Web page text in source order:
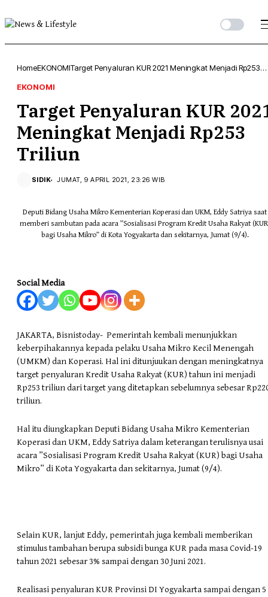
HomeEKONOMITarget Penyaluran KUR 2021 Meningkat Menjadi Rp253
EKONOMI
Target Penyaluran KUR
Meningkat Menjadi Rp253
Triliun
SIDIK JUMAT, 9 APRIL 2021, 23:26 WIB
Deputi Bidang Usaha Mikro Kementerian Koperasi dan UKM, Eddy Satriya saat
memberi sambutan pada acara ”Sosialisasi Program Kredit Usaha Rakyat
bagi Usaha Mikro” di Kota Yogyakarta dan sekitarnya, Jumat (9/4).
Social Media
JAKARTA, Bisnistoday- Pemerintah kembali menunjukkan
keberpihakannya kepada pelaku Usaha Mikro Kecil Menengah
(UMKM) dan Koperasi. Hal ini ditunjuukan dengan meningkatnya
target penyaluran Kredit Usaha Rakyat (KUR) tahun ini menjadi
Rp253 triliun dari target yang ditetapkan sebelumnya sebesar
triliun.
Hal itu diungkapkan Deputi Bidang Usaha Mikro Kementerian
Koperasi dan UKM, Eddy Satriya dalam keterangan terulisnya usai
acara ”Sosialisasi Program Kredit Usaha Rakyat (KUR) bagi Usaha
Mikro” di Kota Yogyakarta dan sekitarnya, Jumat (9/4).
Selain KUR, lanjut Eddy, pemerintah juga kembali memberikan
stimulus tambahan berupa subsidi bunga KUR pada masa Covid-19
tahun 2021 sebesar 3% sampai dengan 30 Juni 2021.
Realisasi penyaluran KUR Provinsi DI Yogyakarta sampai dengan 5